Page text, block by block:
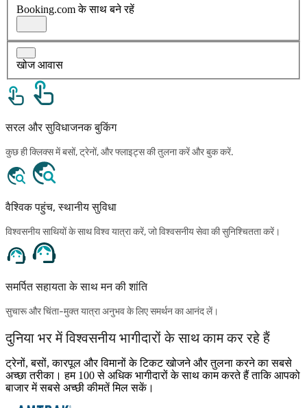
Booking.com के साथ बने रहें
खोज आवास
सरल और सुविधाजनक बुकिंग
कुछ ही क्लिक्स में बसों, ट्रेनों, और फ्लाइट्स की तुलना करें और बुक करें.
वैश्विक पहुंच, स्थानीय सुविधा
विश्वसनीय साथियों के साथ विश्व यात्रा करें, जो विश्वसनीय सेवा की सुनिश्चितता करें।
समर्पित सहायता के साथ मन की शांति
सुचारू और चिंता-मुक्त यात्रा अनुभव के लिए समर्थन का आनंद लें।
दुनिया भर में विश्वसनीय भागीदारों के साथ काम कर रहे हैं
ट्रेनों, बसों, कारपूल और विमानों के टिकट खोजने और तुलना करने का सबसे
अच्छा तरीका। हम 100 से अधिक भागीदारों के साथ काम करते हैं ताकि आपको
बाजार में सबसे अच्छी कीमतें मिल सकें।